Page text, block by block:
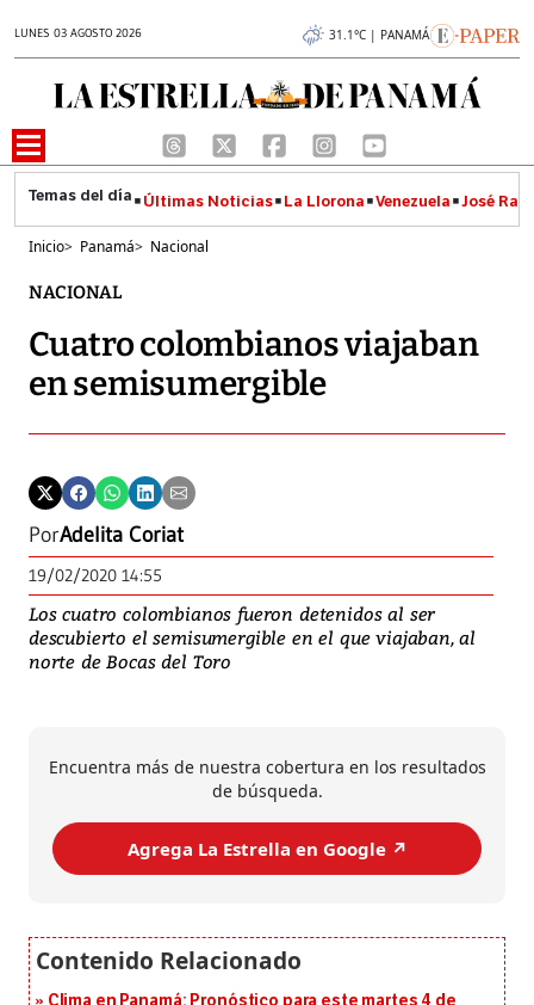
LUNES 03 AGOSTO 2026 31.1°C | PANAMÁ
Últimas Noticias La Llorona Venezuela José
Inicio> Panamá> Nacional
NACIONAL
Cuatro colombianos viajaban
en semisumergible
PorAdelita Coriat
19/02/2020 14:55
Los cuatro colombianos fueron detenidos al ser
descubierto el semisumergible en el que viajaban, al
norte de Bocas del Toro
Encuentra más de nuestra cobertura en los resultados
de búsqueda.
Agrega La Estrella en Google ↗️